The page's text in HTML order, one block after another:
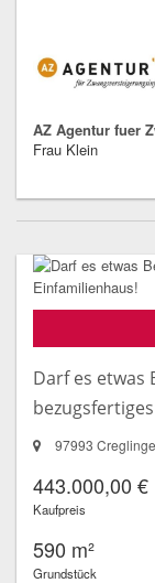
AZ Agentur fuer
Frau Klein
Darf es etwas
97993
443.000,00 €
Kaufpreis
590 m²
Grundstück